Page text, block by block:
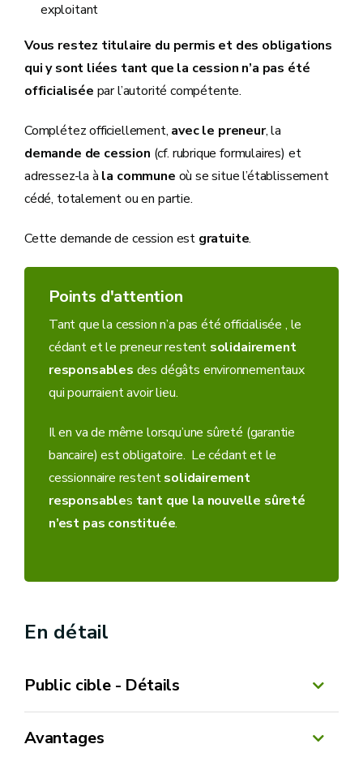
exploitant
Vous restez titulaire du permis et des obligations
qui y sont liées tant que la cession n’a pas été
officialisée par l’autorité compétente.
Complétez officiellement, avec le preneur, la
demande de cession (cf. rubrique formulaires) et
adressez-la à la commune où se situe l’établissement
cédé, totalement ou en partie.
Cette demande de cession estgratuite.
Points d'attention
Tant que la cession n’a pas été officialisée , le
cédant et le preneur restent solidairement
responsables des dégâts environnementaux
qui pourraient avoir lieu.
Il en va de même lorsqu’une sûreté (garantie
bancaire) est obligatoire. Le cédant et le
cessionnaire restentsolidairement
responsables tant que la nouvelle sûreté
n’est pas constituée.
En détail
Public cible - Détails
Avantages